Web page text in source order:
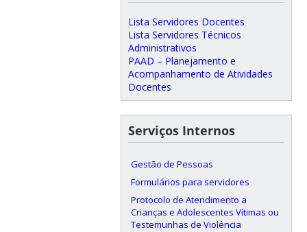
Lista Servidores Docentes
Lista Servidores Técnicos
Administrativos
PAAD – Planejamento e
Acompanhamento de Atividades
Docentes
Serviços Internos
Gestão de Pessoas
Formulários para servidores
Protocolo de Atendimento a
Crianças e Adolescentes Vítimas ou
Testemunhas de Violência